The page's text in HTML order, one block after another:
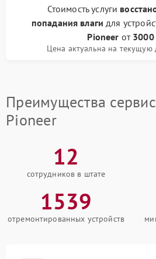
Стоимость услуги
попадания влаги для
Pioneer от 3000
Цена актуальна на текущую
Преимущества
Pioneer
12
сотрудников в штате
1539
отремонтированных устройств